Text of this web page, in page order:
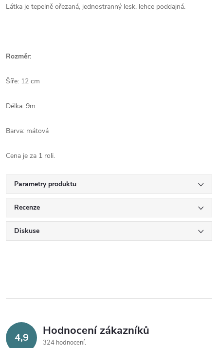
Látka je tepelně ořezaná, jednostranný lesk, lehce poddajná.
Rozměr:
Šíře: 12 cm
Délka: 9m
Barva: mátová
Cena je za 1 roli.
Parametry produktu
Recenze
Diskuse
4,9 Hodnocení zákazníků
324 hodnocení